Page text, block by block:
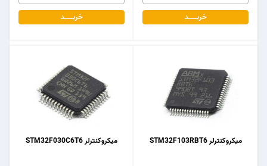
خریـــــــد
خریـــــــد
میکروکنترلر STM32F030C6T6 میکروکنترلر STM32F103RBT6